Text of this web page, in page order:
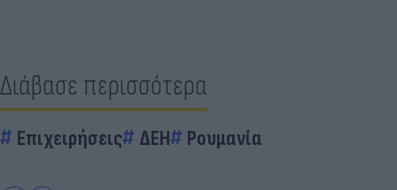
Διάβασε περισσότερα
Επιχειρήσεις ΔΕΗ Ρουμανία